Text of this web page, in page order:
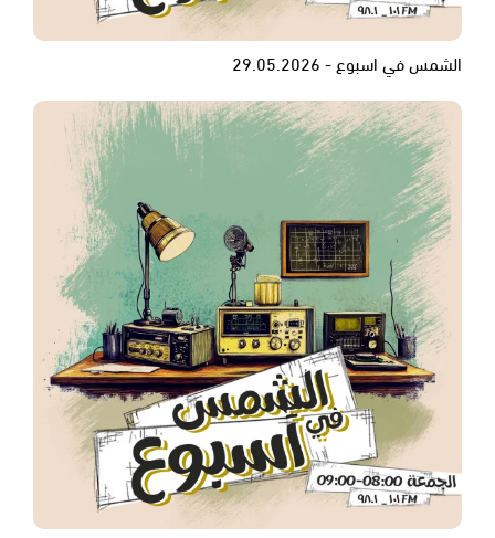
الشمس في اسبوع - 29.05.2026